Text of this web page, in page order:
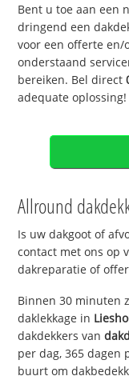
Bent u toe aan een
dringend een
voor een offerte en/
onderstaand
bereiken. Bel direct
adequate oplossing!
Allround
Is uw dakgoot of
contact met ons op
dakreparatie of
Binnen 30 minuten
daklekkage in
dakdekkers van
per dag, 365 dagen
buurt om